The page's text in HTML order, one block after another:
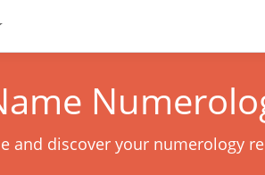
and discover your numerology